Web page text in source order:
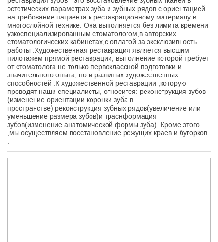
эстетических параметрах зуба и зубных рядов с ориентацией
на требование пациента к реставрационному материалу в
многослойной технике. Она выполняется без лимита времени
узкоспециализированным стоматологом,в авторских
стоматологических кабинетах,с оплатой за эксклюзивность
работы .Художественная реставрация является высшим
пилотажем прямой реставрации, выполнение которой требует
от стоматолога не только первоклассной подготовки и
значительного опыта, но и развитых художественных
способностей .К художественной реставрации ,которую
проводят наши специалисты, относится: реконструкция зубов
(изменение ориентации коронки зуба в
пространстве),реконструкция зубных рядов(увеличение или
уменьшение размера зубов)и траснформация
зубов(изменение анатомической формы зуба). Кроме этого
,мы осуществляем восстановление режущих краев и бугорков